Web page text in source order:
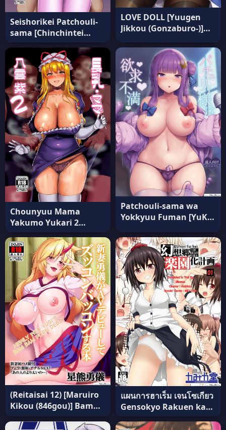
Seishorikei Patchouli-
sama [Chinchintei
(chin)] แปลไทย
LOVE DOLL [Yuugen
Jikkou (Gonzaburo-)]
Chounyuu Mama
Yakumo Yukari 2
(Touhou Project) แปล
ไทย
Patchouli-sama wa
Yokkyuu Fuman [YuKi-
(Touhou Project) แปล
ไทย
(Reitaisai 12) [Maruiro
Kikou (846gou)] Bam
Bam Baby Making with
แผนการฮาเร็ม เจนโซเกียว
Gensokyo Rakuen ka
Keikaku ภาค 1 (อ่านฟรี)